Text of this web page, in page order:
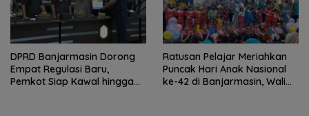
DPRD Banjarmasin Dorong
Empat Regulasi Baru,
Pemkot Siap Kawal hingga
Ratusan Pelajar Meriahkan
Puncak Hari Anak Nasional
ke-42 di Banjarmasin, Wali